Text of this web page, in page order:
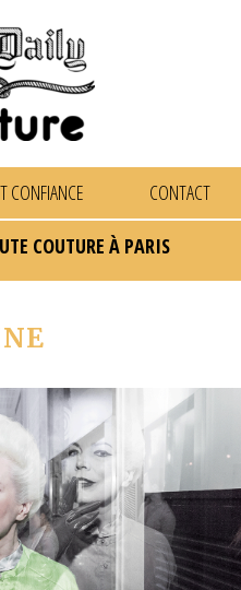
CONFIANCE CONTACT
COUTURE À PARIS